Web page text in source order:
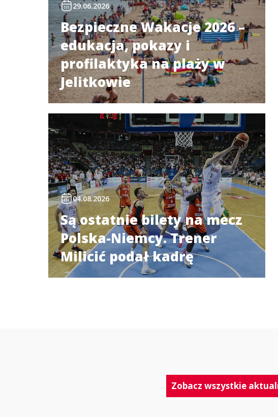
29.06.2026
Bezpieczne Wakacje 2026 –
edukacja, pokazy i
profilaktyka na plaży w
Jelitkowie
04.08.2026
Są ostatnie bilety na mecz
Polska-Niemcy. Trener
Milicić podał kadrę
Zobacz wszystkie